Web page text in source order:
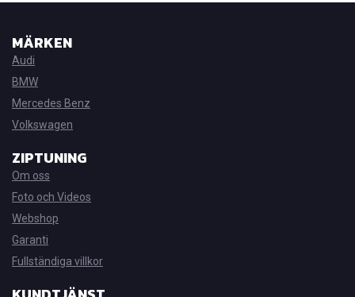
MÄRKEN
Audi
BMW
Mercedes Benz
Volkswagen
ZIPTUNING
Om oss
Foto och Videos
Webshop
Garanti
Fullständiga villkor